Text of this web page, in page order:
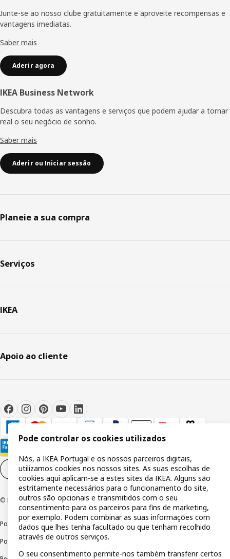
Junte-se ao nosso clube gratuitamente e aproveite recompensas e
vantagens imediatas.
Saber mais
Aderir agora
IKEA Business Network
Descubra todas as vantagens e serviços que podem ajudar a tornar
real o seu negócio de sonho.
Saber mais
Aderir ou Iniciar sessão
Planeie a sua compra
Serviços
IKEA
Apoio ao cliente
Definições de cookies PT
© Inter IKEA Systems B.V 1999-2026
Política de privacidadePolítica de cookiesTermos de utilização
Política de divulgação responsávelLivro de reclamações
Pode controlar os cookies utilizados
Nós, a IKEA Portugal e os nossos parceiros digitais,
utilizamos cookies nos nossos sites. As suas escolhas de
cookies aqui aplicam-se a estes sites da IKEA. Alguns são
estritamente necessários para o funcionamento do site,
outros são opcionais e transmitidos com o seu
consentimento para os parceiros para fins de marketing,
por exemplo. Podem combinar as suas informações com
dados que lhes tenha facultado ou que tenham recolhido
através de outros serviços.
O seu consentimento permite-nos também transferir certos